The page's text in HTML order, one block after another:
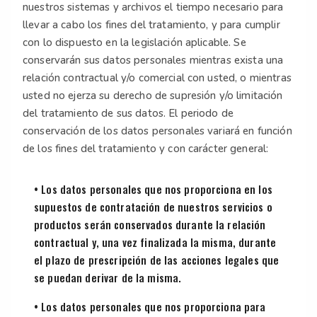
nuestros sistemas y archivos el tiempo necesario para
llevar a cabo los fines del tratamiento, y para cumplir
con lo dispuesto en la legislación aplicable. Se
conservarán sus datos personales mientras exista una
relación contractual y/o comercial con usted, o mientras
usted no ejerza su derecho de supresión y/o limitación
del tratamiento de sus datos. El periodo de
conservación de los datos personales variará en función
de los fines del tratamiento y con carácter general:
• Los datos personales que nos proporciona en los
supuestos de contratación de nuestros servicios o
productos serán conservados durante la relación
contractual y, una vez finalizada la misma, durante
el plazo de prescripción de las acciones legales que
se puedan derivar de la misma.
• Los datos personales que nos proporciona para